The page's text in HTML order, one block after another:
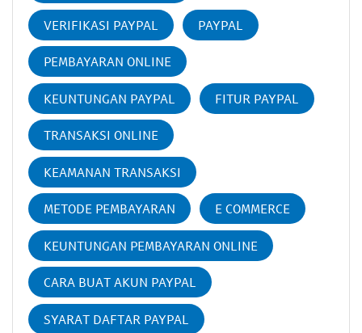
VERIFIKASI PAYPAL PAYPAL
PEMBAYARAN ONLINE
KEUNTUNGAN PAYPAL FITUR PAYPAL
TRANSAKSI ONLINE
KEAMANAN TRANSAKSI
METODE PEMBAYARAN E COMMERCE
KEUNTUNGAN PEMBAYARAN ONLINE
CARA BUAT AKUN PAYPAL
SYARAT DAFTAR PAYPAL